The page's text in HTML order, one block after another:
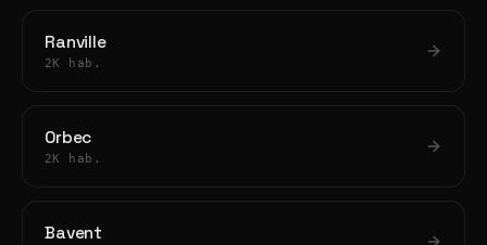
Ranville
2K hab.
Orbec
2K hab.
Bavent